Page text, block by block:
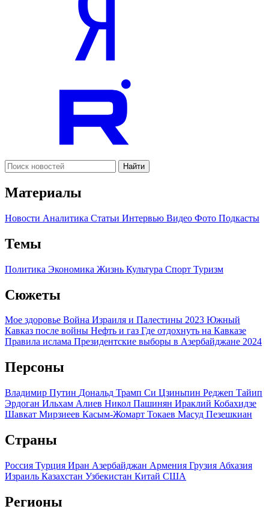
Найти
Материалы
Новости Аналитика Статьи Интервью Видео Фото Подкасты
Темы
Политика Экономика Жизнь Культура Спорт Туризм
Сюжеты
Мое здоровье Война Израиля и Палестины 2023 Южный
Кавказ после войны Нефть и газ Где отдохнуть на Кавказе
Правила ислама Президентские выборы в Азербайджане 2024
Персоны
Владимир Путин Дональд Трамп Си Цзиньпин Реджеп Тайип
Эрдоган Ильхам Алиев Никол Пашинян Ираклий Кобахидзе
Шавкат Мирзиеев Касым-Жомарт Токаев Масуд Пезешкиан
Страны
Россия Турция Иран Азербайджан Армения Грузия Абхазия
Израиль Казахстан Узбекистан Китай США
Регионы